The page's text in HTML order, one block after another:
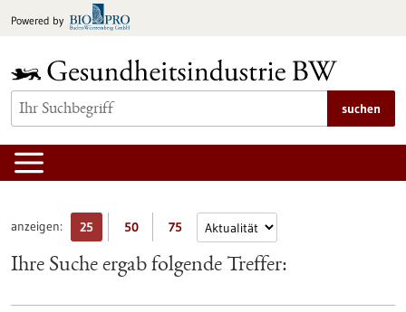
Inhalt
Powered by
suchen
anzeigen: 25 50 75
Ihre Suche ergab folgende Treffer: